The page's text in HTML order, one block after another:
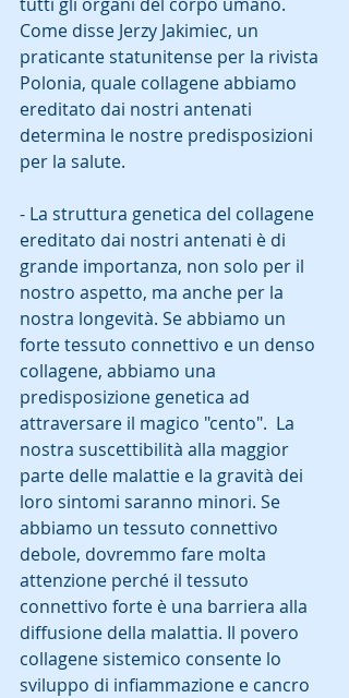
Come disse Jerzy Jakimiec, un
praticante statunitense per la rivista
Polonia, quale collagene abbiamo
ereditato dai nostri antenati
determina le nostre predisposizioni
per la salute.
- La struttura genetica del collagene
ereditato dai nostri antenati è di
grande importanza, non solo per il
nostro aspetto, ma anche per la
nostra longevità. Se abbiamo un
forte tessuto connettivo e un denso
collagene, abbiamo una
predisposizione genetica ad
attraversare il magico "cento".  La
nostra suscettibilità alla maggior
parte delle malattie e la gravità dei
loro sintomi saranno minori. Se
abbiamo un tessuto connettivo
debole, dovremmo fare molta
attenzione perché il tessuto
connettivo forte è una barriera alla
diffusione della malattia. Il povero
collagene sistemico consente lo
sviluppo di infiammazione e cancro